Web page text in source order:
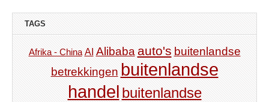
TAGS
Afrika - China AI Alibaba auto's buitenlandse
betrekkingen buitenlandse
handel buitenlandse